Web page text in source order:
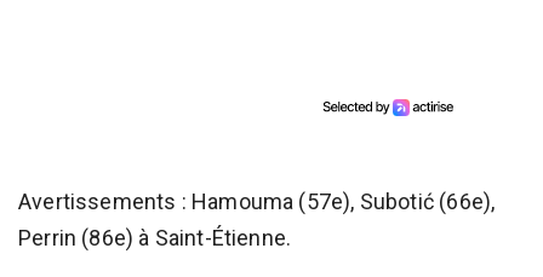
Avertissements : Hamouma (57e), Subotić (66e),
Perrin (86e) à Saint-Étienne.